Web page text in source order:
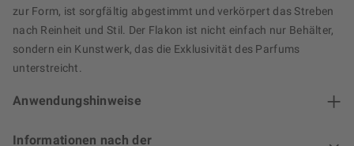
zur Form, ist sorgfältig abgestimmt und verkörpert das Streben
nach Reinheit und Stil. Der Flakon ist nicht einfach nur Behälter,
sondern ein Kunstwerk, das die Exklusivität des Parfums
unterstreicht.
Anwendungshinweise
Informationen nach der